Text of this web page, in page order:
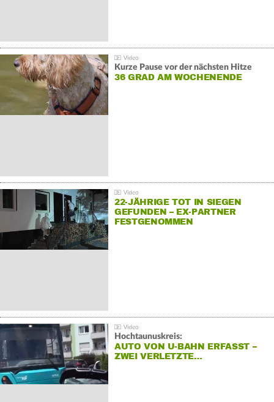
Kurze Pause vor der nächsten Hitze
36 GRAD AM WOCHENENDE
22-JÄHRIGE TOT IN SIEGEN
GEFUNDEN – EX-PARTNER
FESTGENOMMEN
Hochtaunuskreis:
AUTO VON U-BAHN ERFASST –
ZWEI VERLETZTE…